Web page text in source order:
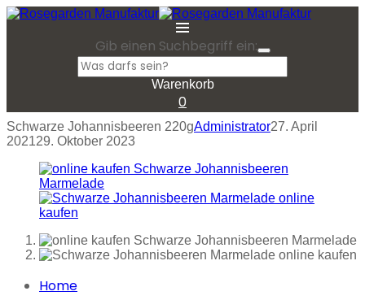
Gib einen Suchbegriff ein:
Warenkorb
0
Schwarze Johannisbeeren 220gAdministrator27. April
202129. Oktober 2023
Home